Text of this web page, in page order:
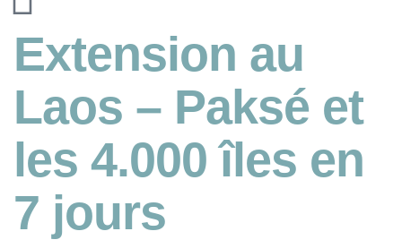
Extension au
Laos – Paksé et
les 4.000 îles en
7 jours